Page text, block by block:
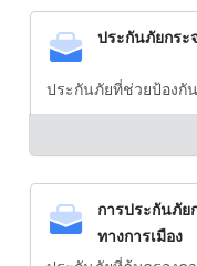
ประกันภัยกระ
ประกันภัยที่ช่วยป้องกั
การประกันภัย
ทางการเมือง